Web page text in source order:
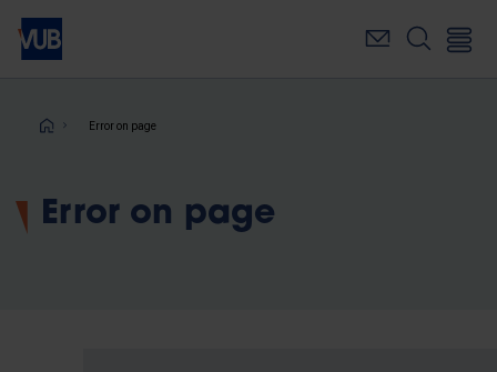
Skip
main
Breadcrumb
Error on page
Error on page